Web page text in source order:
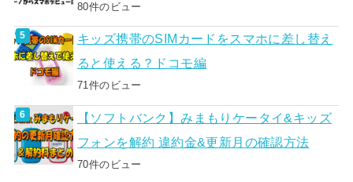
80件のビュー
キッズ携帯のSIMカードをスマホに差し替え
ると使える？ドコモ編
71件のビュー
【ソフトバンク】みまもりケータイ&キッズ
フォンを解約 違約金&更新月の確認方法
70件のビュー